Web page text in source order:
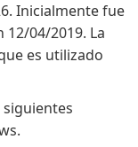
Inicialmente fue
04/2019. La
es utilizado